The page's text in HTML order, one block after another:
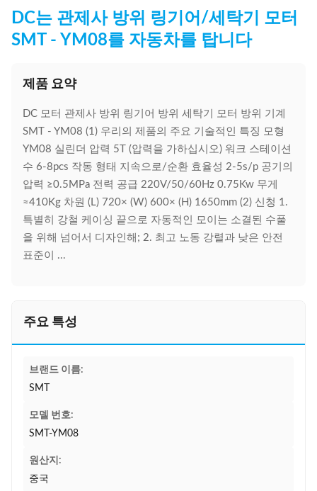
DC는 관제사 방위 링기어/세탁기 모터
SMT - YM08를 자동차를 탑니다
제품 요약
DC 모터 관제사 방위 링기어 방위 세탁기 모터 방위 기계
SMT - YM08 (1) 우리의 제품의 주요 기술적인 특징 모형
YM08 실린더 압력 5T (압력을 가하십시오) 워크 스테이션
수 6-8pcs 작동 형태 지속으로/순환 효율성 2-5s/p 공기의
압력 ≥0.5MPa 전력 공급 220V/50/60Hz 0.75Kw 무게
≈410Kg 차원 (L) 720× (W) 600× (H) 1650mm (2) 신청 1.
특별히 강철 케이싱 끝으로 자동적인 모이는 소결된 수풀
을 위해 넘어서 디자인해; 2. 최고 노동 강렬과 낮은 안전
표준이 ...
주요 특성
브랜드 이름:
SMT
모델 번호:
SMT-YM08
원산지:
중국